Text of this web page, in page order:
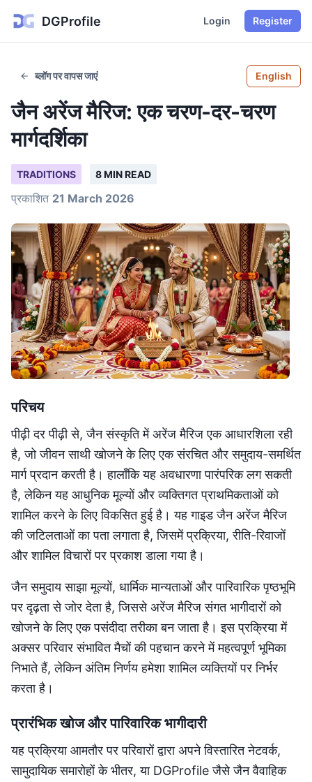
DGProfile Login Register
ब्लॉग पर वापस जाएं English
जैन अरेंज मैरिज: एक चरण-दर-चरण
मार्गदर्शिका
TRADITIONS 8 MIN READ
प्रकाशित 21 March 2026
परिचय
पीढ़ी दर पीढ़ी से, जैन संस्कृति में अरेंज मैरिज एक आधारशिला रही
है, जो जीवन साथी खोजने के लिए एक संरचित और समुदाय-समर्थित
मार्ग प्रदान करती है। हालाँकि यह अवधारणा पारंपरिक लग सकती
है, लेकिन यह आधुनिक मूल्यों और व्यक्तिगत प्राथमिकताओं को
शामिल करने के लिए विकसित हुई है। यह गाइड जैन अरेंज मैरिज
की जटिलताओं का पता लगाता है, जिसमें प्रक्रिया, रीति-रिवाजों
और शामिल विचारों पर प्रकाश डाला गया है।
जैन समुदाय साझा मूल्यों, धार्मिक मान्यताओं और पारिवारिक पृष्ठभूमि
पर दृढ़ता से जोर देता है, जिससे अरेंज मैरिज संगत भागीदारों को
खोजने के लिए एक पसंदीदा तरीका बन जाता है। इस प्रक्रिया में
अक्सर परिवार संभावित मैचों की पहचान करने में महत्वपूर्ण भूमिका
निभाते हैं, लेकिन अंतिम निर्णय हमेशा शामिल व्यक्तियों पर निर्भर
करता है।
प्रारंभिक खोज और पारिवारिक भागीदारी
यह प्रक्रिया आमतौर पर परिवारों द्वारा अपने विस्तारित नेटवर्क,
सामुदायिक समारोहों के भीतर, या DGProfile जैसे जैन वैवाहिक